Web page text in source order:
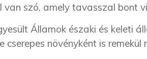
van szó, amely tavasszal bont
Államok északi és keleti
növényként is remekül